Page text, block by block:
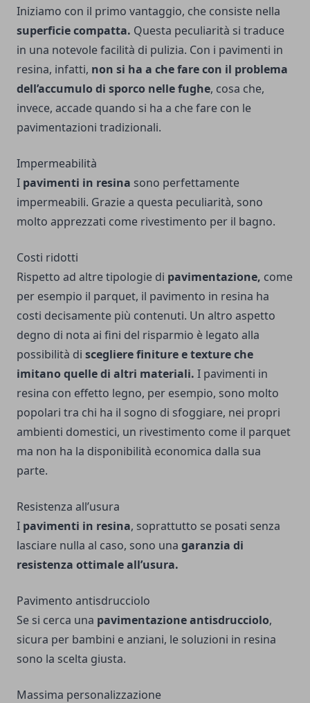
Iniziamo con il primo vantaggio, che consiste nella
superficie compatta. Questa peculiarità si traduce
in una notevole facilità di pulizia. Con i pavimenti in
resina, infatti, non si ha a che fare con il problema
dell’accumulo di sporco nelle fughe, cosa che,
invece, accade quando si ha a che fare con le
pavimentazioni tradizionali.
Impermeabilità
I pavimenti in resina sono perfettamente
impermeabili. Grazie a questa peculiarità, sono
molto apprezzati come rivestimento per il bagno.
Costi ridotti
Rispetto ad altre tipologie di pavimentazione, come
per esempio il parquet, il pavimento in resina ha
costi decisamente più contenuti. Un altro aspetto
degno di nota ai fini del risparmio è legato alla
possibilità di scegliere finiture e texture che
imitano quelle di altri materiali. I pavimenti in
resina con effetto legno, per esempio, sono molto
popolari tra chi ha il sogno di sfoggiare, nei propri
ambienti domestici, un rivestimento come il parquet
ma non ha la disponibilità economica dalla sua
parte.
Resistenza all’usura
I pavimenti in resina, soprattutto se posati senza
lasciare nulla al caso, sono una garanzia di
resistenza ottimale all’usura.
Pavimento antisdrucciolo
Se si cerca una pavimentazione antisdrucciolo,
sicura per bambini e anziani, le soluzioni in resina
sono la scelta giusta.
Massima personalizzazione